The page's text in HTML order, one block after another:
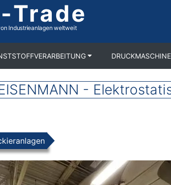
Trade
Industrieanlagen weltweit
-